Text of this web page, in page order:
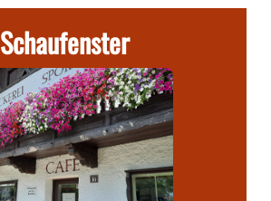
Schaufenster